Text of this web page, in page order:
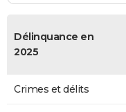
Délinquance en
2025
Crimes et délits